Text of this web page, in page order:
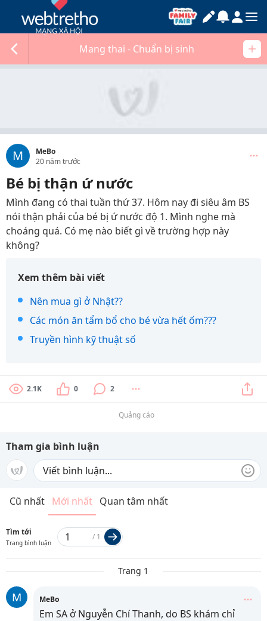
Mang thai - Chuẩn bị sinh
M
MeBo
20 năm trước
Bé bị thận ứ nước
Mình đang có thai tuần thứ 37. Hôm nay đi siêu âm BS
nói thận phải của bé bị ứ nước độ 1. Mình nghe mà
choáng quá. Có mẹ nào biết gì về trường hợp này
không?
Xem thêm bài viết
Nên mua gì ở Nhật??
Các món ăn tẩm bổ cho bé vừa hết ốm???
Truyền hình kỹ thuật số
2.1K 0 2
Quảng cáo
Tham gia bình luận
Cũ nhất Mới nhất Quan tâm nhất
Tìm tới
Trang bình luận
/ 1
Trang 1
M MeBo
Em SA ở Nguyễn Chí Thanh, do BS khám chỉ